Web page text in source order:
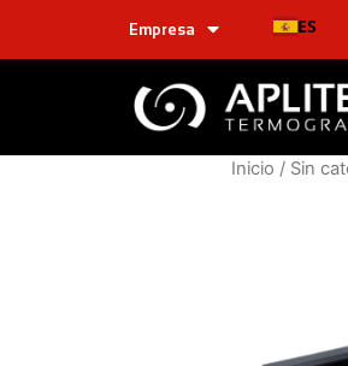
Empresa ES
Inicio / Sin